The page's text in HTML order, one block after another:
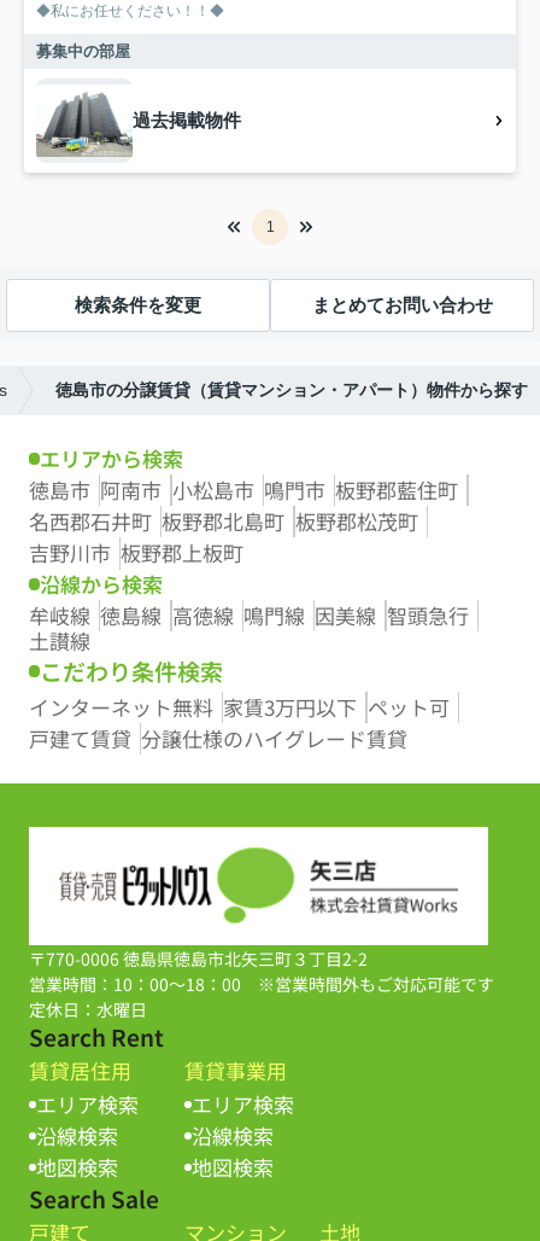
◆私にお任せください！！◆
募集中の部屋
過去掲載物件
1
検索条件を変更 まとめてお問い合わせ
徳島市の分譲賃貸（賃貸マンション・アパート）物件から探す
エリアから検索
徳島市 阿南市 小松島市 鳴門市 板野郡藍住町
名西郡石井町 板野郡北島町 板野郡松茂町
吉野川市 板野郡上板町
沿線から検索
牟岐線 徳島線 高徳線 鳴門線 因美線 智頭急行
土讃線
こだわり条件検索
インターネット無料 家賃3万円以下 ペット可
戸建て賃貸 分譲仕様のハイグレード賃貸
〒770-0006 徳島県徳島市北矢三町３丁目2-2
営業時間：10：00～18：00 ※営業時間外もご対応可能です
定休日：水曜日
Search Rent
賃貸居住用
エリア検索
沿線検索
地図検索
賃貸事業用
エリア検索
沿線検索
地図検索
Search Sale
戸建て マンション 土地